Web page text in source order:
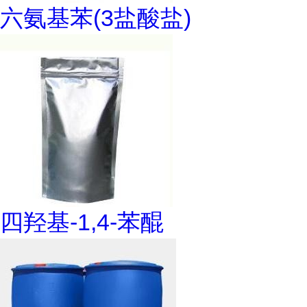
六氨基苯(3盐酸盐)
四羟基-1,4-苯醌